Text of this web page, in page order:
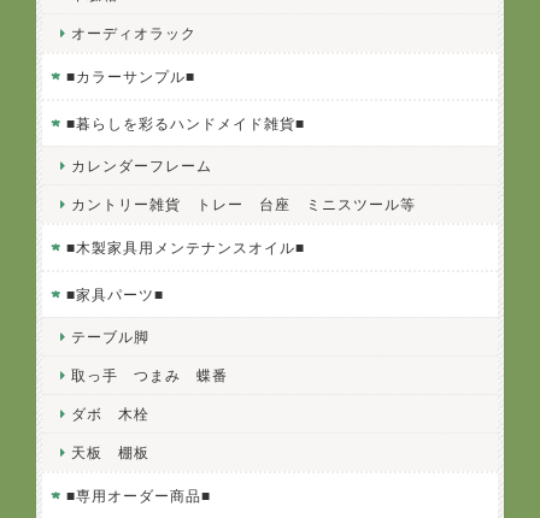
オーディオラック
■カラーサンプル■
■暮らしを彩るハンドメイド雑貨■
カレンダーフレーム
カントリー雑貨 トレー 台座 ミニスツール等
■木製家具用メンテナンスオイル■
■家具パーツ■
テーブル脚
取っ手 つまみ 蝶番
ダボ 木栓
天板 棚板
■専用オーダー商品■